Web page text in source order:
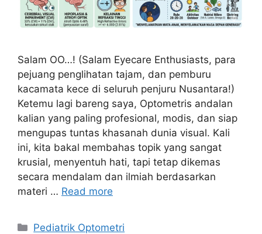
Salam OO…! (Salam Eyecare Enthusiasts, para
pejuang penglihatan tajam, dan pemburu
kacamata kece di seluruh penjuru Nusantara!)
Ketemu lagi bareng saya, Optometris andalan
kalian yang paling profesional, modis, dan siap
mengupas tuntas khasanah dunia visual. Kali
ini, kita bakal membahas topik yang sangat
krusial, menyentuh hati, tapi tetap dikemas
secara mendalam dan ilmiah berdasarkan
materi … Read more
Categories
Pediatrik Optometri